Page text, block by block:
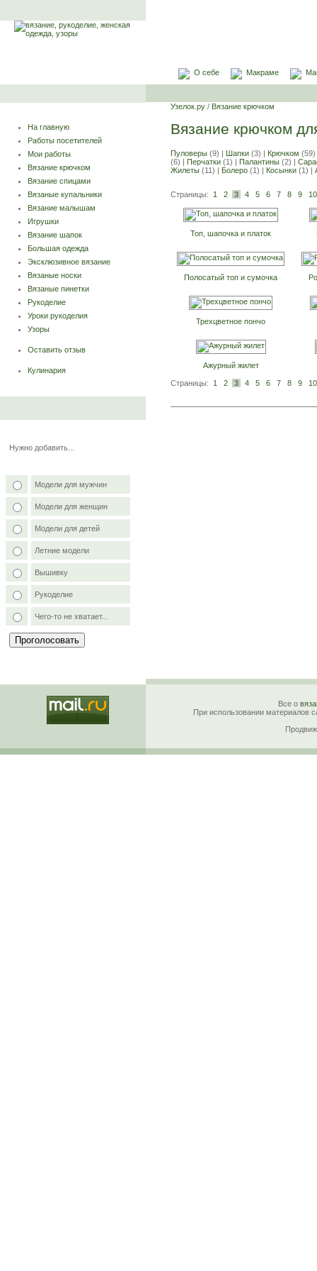
О себе Макраме
На главную
Работы посетителей
Мои работы
Вязание крючком
Вязание спицами
Вязаные купальники
Вязание малышам
Игрушки
Вязание шапок
Большая одежда
Эксклюзивное вязание
Вязаные носки
Вязаные пинетки
Рукоделие
Уроки рукоделия
Узоры
Оставить отзыв
Кулинария
Нужно добавить...
Модели для мужчин
Модели для женщин
Модели для детей
Летние модели
Вышивку
Рукоделие
Чего-то не хватает...
Узелок.ру / Вязание крючком
Вязание крючком
Пуловеры (9) | Шапки (3) | Крючком
(6) | Перчатки (1) | Палантины (2) |
Жилеты (11) | Болеро (1) | Косынки (1) |
Страницы: 1 2 3 4 5 6 7 8 9 10
Топ, шапочка и платок
Полосатый топ и сумочка
Трехцветное пончо
Ажурный жилет
Страницы: 1 2 3 4 5 6 7 8 9 10
Все о
При использовании материалов